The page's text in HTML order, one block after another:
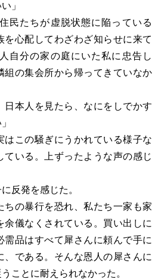
」
民たちが虚脱状態に陥っている
を心配してわざわざ知らせに来て
自分の家の庭にいた私に忠告し
組の集会所から帰ってきていなか
日本人を見たら、なにをしでかす
はこの騒ぎにうかれている様子な
ている。上ずったような声の感じ
反発を感じた。
ちの暴行を恐れ、私たち一家も家
余儀なくされている。買い出しに
需品はすべて犀さんに頼んで手に
、である。そんな恩人の犀さんに
ことに耐えられなかった。